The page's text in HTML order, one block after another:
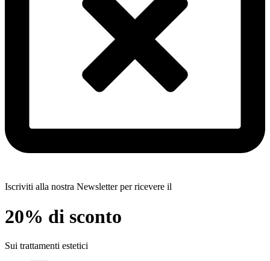
Iscriviti alla nostra Newsletter per ricevere il
20% di sconto
Sui trattamenti estetici